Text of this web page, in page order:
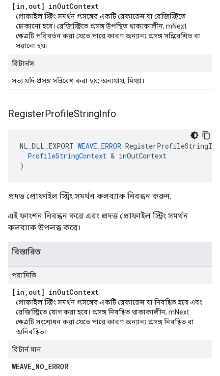
[in , out] inOutContext
প্রোফাইল স্ট্রিং সমর্থন প্রসঙ্গের একটি রেফারেন্স যা রেজিস্ট্রিতে
ঢোকানো হবে। রেজিস্ট্রিতে প্রসঙ্গ উপস্থিত থাকাকালীন, mNext
ক্ষেত্রটি পরিবর্তন করা যেতে পারে কারণ অন্যান্য প্রসঙ্গ সন্নিবেশিত বা
সরানো হয়।
রিটার্নস
সত্য যদি প্রসঙ্গ সন্নিবেশ করা হয়; অন্যথায়, মিথ্যা।
RegisterProfileStringInfo
NL_DLL_EXPORT WEAVE_ERROR
ProfileStringContext & inOutContext
)
প্রদত্ত প্রোফাইল স্ট্রিং সমর্থন কলব্যাক নিবন্ধন করুন.
এই ফাংশন নিবন্ধন করে এবং প্রদত্ত প্রোফাইল স্ট্রিং সমর্থন
কলব্যাক উপলব্ধ করে।
বিস্তারিত
পরামিতি
[in , out] inOutContext
প্রোফাইল স্ট্রিং সমর্থন প্রসঙ্গের একটি রেফারেন্স যা নিবন্ধিত হবে এবং
রেজিস্ট্রিতে যোগ করা হবে। প্রসঙ্গ নিবন্ধিত থাকাকালীন, mNext
ক্ষেত্রটি সংশোধন করা যেতে পারে কারণ অন্যান্য প্রসঙ্গ নিবন্ধিত বা
অনিবন্ধিত।
রিটার্ন মান
WEAVE_NO_ERROR